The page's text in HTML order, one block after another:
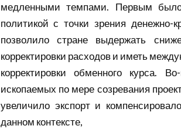
медленными темпами. Первым
политикой с точки зрения
позволило стране выдержать
корректировки расходов и иметь
корректировки обменного курса.
ископаемых по мере созревания
увеличило экспорт и
данном контексте,